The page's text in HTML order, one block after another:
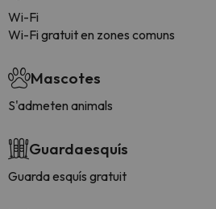
Wi-Fi
Wi-Fi gratuit en zones comuns
Mascotes
S'admeten animals
Guardaesquís
Guarda esquís gratuit